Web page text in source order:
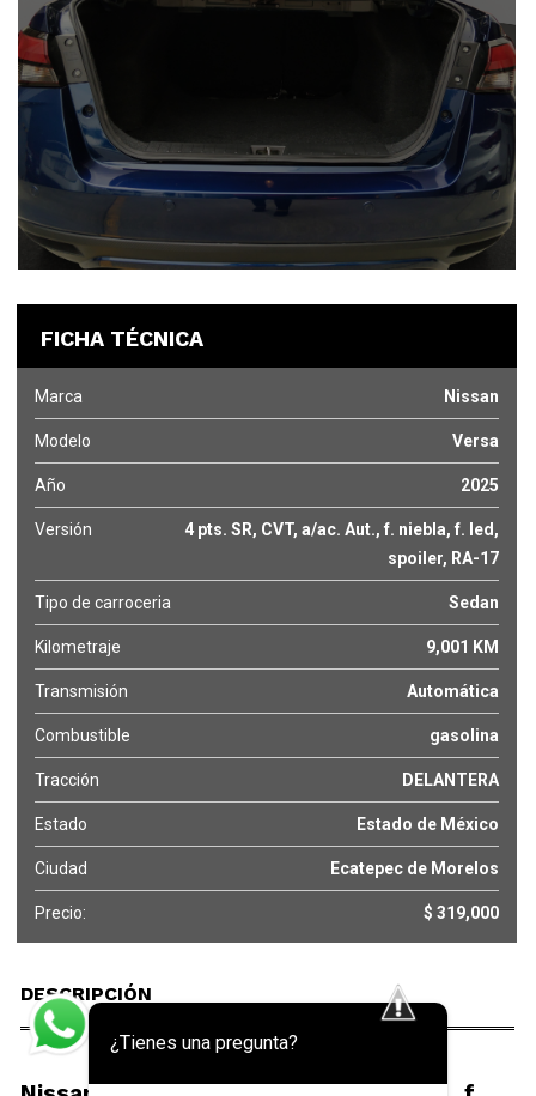
FICHA TÉCNICA
Marca Nissan
Modelo Versa
Año 2025
Versión
4 pts. SR, CVT, a/ac. Aut., f. niebla, f. led,
spoiler, RA-17
Tipo de carroceria Sedan
Kilometraje 9,001 KM
Transmisión Automática
Combustible gasolina
Tracción DELANTERA
Estado Estado de México
Ciudad Ecatepec de Morelos
Precio: $ 319,000
DESCRIPCIÓN
¿Tienes una pregunta?